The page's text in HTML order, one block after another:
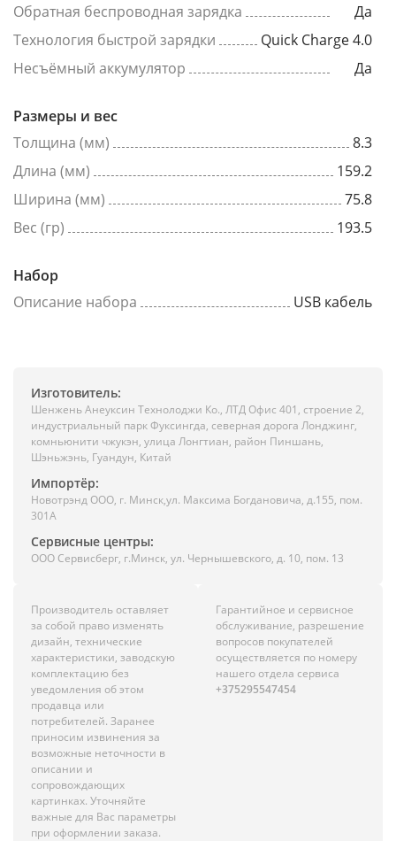
Обратная беспроводная зарядка
Да
Технология быстрой зарядки
Quick Charge 4.0
Несъёмный аккумулятор
Да
Размеры и вес
Толщина (мм)
8.3
Длина (мм)
159.2
Ширина (мм)
75.8
Вес (гр)
193.5
Набор
Описание набора
USB кабель
Изготовитель:
Шенжень Анеуксин Технолоджи Ко., ЛТД Офис 401, строение 2,
индустриальный парк Фуксингда, северная дорога Лонджинг,
комньюнити чжукэн, улица Лонгтиан, район Пиншань,
Шэньжэнь, Гуандун, Китай
Импортёр:
Новотрэнд ООО, г. Минск,ул. Максима Богдановича, д.155, пом.
301А
Сервисные центры:
ООО Сервисберг, г.Минск, ул. Чернышевского, д. 10, пом. 13
Производитель оставляет
за собой право изменять
дизайн, технические
характеристики, заводскую
комплектацию без
уведомления об этом
продавца или
потребителей. Заранее
приносим извинения за
возможные неточности в
описании и
сопровождающих
картинках. Уточняйте
важные для Вас параметры
при оформлении заказа.
Гарантийное и сервисное
обслуживание, разрешение
вопросов покупателей
осуществляется по номеру
нашего отдела сервиса
+375295547454